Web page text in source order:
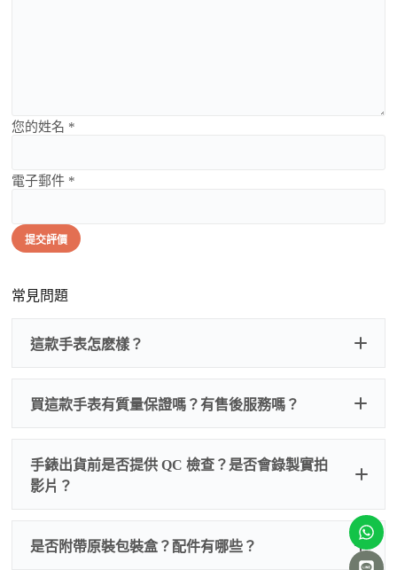
您的姓名 *
電子郵件 *
提交評價
常見問題
這款手表怎麽樣？
買這款手表有質量保證嗎？有售後服務嗎？
非人
為事故，免費維修三年
人為事故我們只收更換配件
的費用，配件很便宜，大多數兩位數，貴一點也就一
手錶出貨前是否提供 QC 檢查？是否會錄製實拍
影片？
QC 品
質檢查
是否附帶原裝包裝盒？配件有哪些？